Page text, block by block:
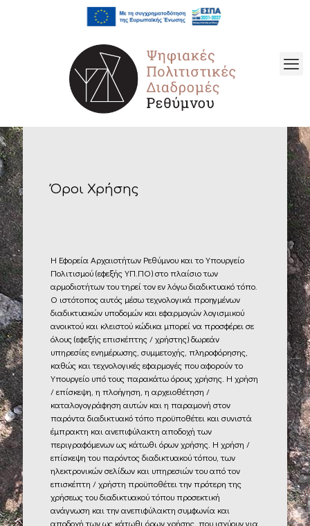
Όροι Χρήσης
Η Εφορεία Αρχαιοτήτων Ρεθύμνου και το Υπουργείο
Πολιτισμού (εφεξής ΥΠ.ΠΟ) στο πλαίσιο των
αρμοδιοτήτων του τηρεί τον εν λόγω διαδικτυακό τόπο.
Ο ιστότοπος αυτός μέσω τεχνολογικά προηγμένων
διαδικτυακών υποδομών και εφαρμογών λογισμικού
ανοικτού και κλειστού κώδικα μπορεί να προσφέρει σε
όλους (εφεξής επισκέπτης / χρήστης) δωρεάν
υπηρεσίες ενημέρωσης, συμμετοχής, πληροφόρησης,
καθώς και τεχνολογικές εφαρμογές που αφορούν το
Υπουργείο υπό τους παρακάτω όρους χρήσης. Η χρήση
/ επίσκεψη, η πλοήγηση, η αρχειοθέτηση /
καταλογογράφηση αυτών και η παραμονή στον
παρόντα διαδικτυακό τόπο προϋποθέτει και συνιστά
έμπρακτη και ανεπιφύλακτη αποδοχή των
περιγραφόμενων ως κάτωθι όρων χρήσης. Η χρήση /
επίσκεψη του παρόντος διαδικτυακού τόπου, των
ηλεκτρονικών σελίδων και υπηρεσιών του από τον
επισκέπτη / χρήστη προϋποθέτει την πρότερη της
χρήσεως του διαδικτυακού τόπου προσεκτική
ανάγνωση και την ανεπιφύλακτη συμφωνία και
αποδοχή των ως κάτωθι όρων χρήσης, που ισχύουν για